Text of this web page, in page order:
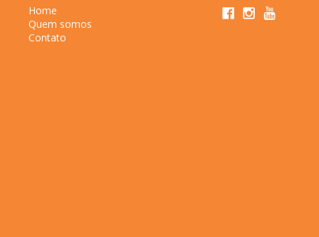
Home
Quem somos
Contato